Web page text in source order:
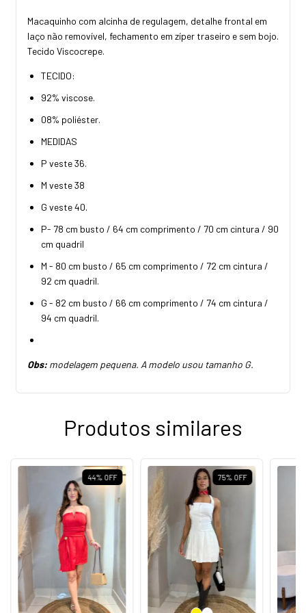
Macaquinho com alcinha de regulagem, detalhe frontal em
laço não removível, fechamento em zíper traseiro e sem bojo.
Tecido Viscocrepe.
TECIDO:
92% viscose.
08% poliéster.
MEDIDAS
P veste 36.
M veste 38
G veste 40.
P- 78 cm busto / 64 cm comprimento / 70 cm cintura / 90
cm quadril
M - 80 cm busto / 65 cm comprimento / 72 cm cintura /
92 cm quadril.
G - 82 cm busto / 66 cm comprimento / 74 cm cintura /
94 cm quadril.
Obs: modelagem pequena. A modelo usou tamanho G.
Produtos similares
44% OFF 75% OFF